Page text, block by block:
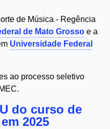
de Música - Regência
de Mato Grosso e a
Universidade Federal
ao processo seletivo
do curso de
2025